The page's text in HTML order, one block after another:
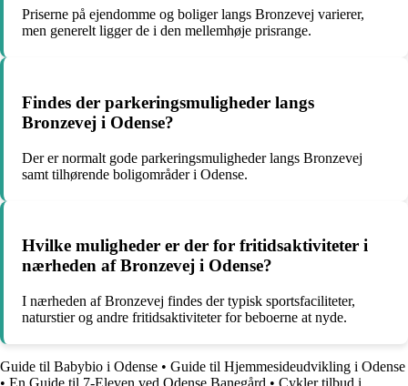
Priserne på ejendomme og boliger langs Bronzevej varierer,
men generelt ligger de i den mellemhøje prisrange.
Findes der parkeringsmuligheder langs
Bronzevej i Odense?
Der er normalt gode parkeringsmuligheder langs Bronzevej
samt tilhørende boligområder i Odense.
Hvilke muligheder er der for fritidsaktiviteter i
nærheden af Bronzevej i Odense?
I nærheden af Bronzevej findes der typisk sportsfaciliteter,
naturstier og andre fritidsaktiviteter for beboerne at nyde.
Guide til Babybio i Odense • Guide til Hjemmesideudvikling i Odense
• En Guide til 7-Eleven ved Odense Banegård • Cykler tilbud i